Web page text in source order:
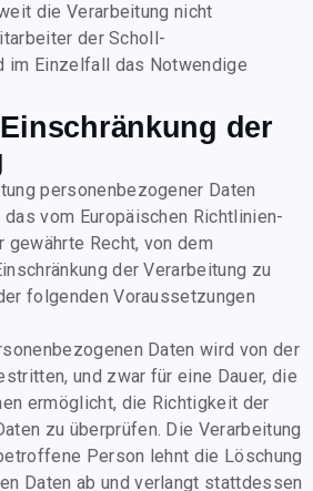
die Verarbeitung nicht
der Scholl-
im Einzelfall das Notwendige
der
personenbezogener Daten
vom Europäischen Richtlinien-
gewährte Recht, von dem
der Verarbeitung zu
folgenden Voraussetzungen
Daten wird von der
und zwar für eine Dauer, die
ermöglicht, die Richtigkeit der
zu überprüfen. Die Verarbeitung
Person lehnt die Löschung
Daten ab und verlangt stattdessen